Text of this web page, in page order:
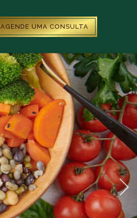
AGENDE UMA CONSULTA
Next